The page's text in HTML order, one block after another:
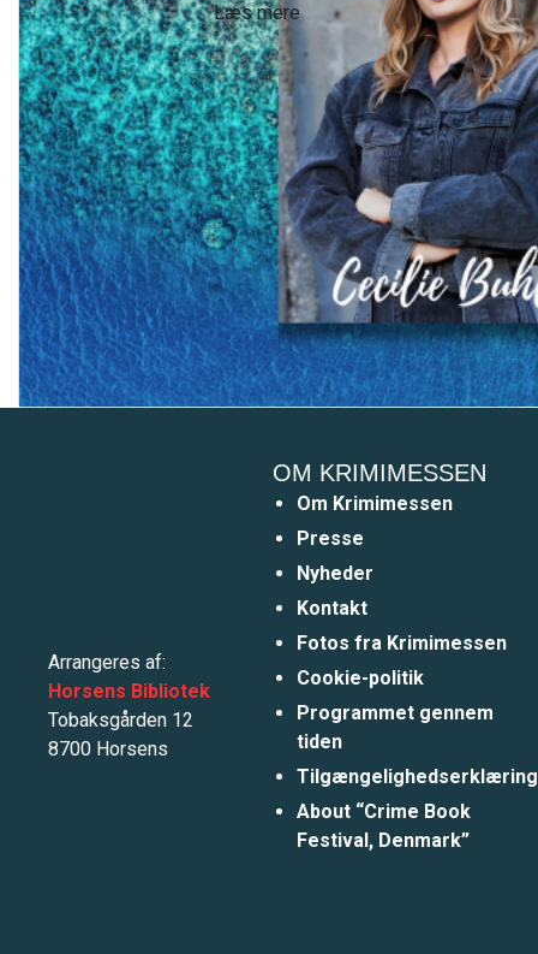
Læs mere
Arrangeres af:
Horsens Bibliotek
Tobaksgården 12
8700 Horsens
OM KRIMIMESSEN
Om Krimimessen
Presse
Nyheder
Kontakt
Fotos fra Krimimessen
Cookie-politik
Programmet gennem
tiden
Tilgængelighedserklæring
About “Crime Book
Festival, Denmark”